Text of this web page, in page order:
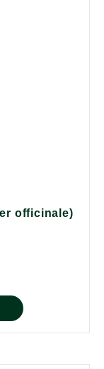
officinale)